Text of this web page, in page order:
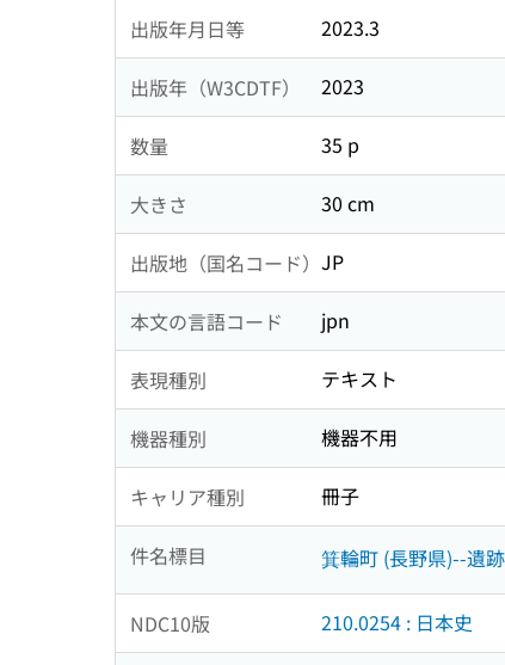
出版年月日等 2023.3
出版年（W3CDTF） 2023
数量 35 p
大きさ 30 cm
出版地（国名コード） JP
本文の言語コード jpn
表現種別 テキスト
機器種別 機器不用
キャリア種別 冊子
件名標目 箕輪町 (長野県)--遺
NDC10版 210.0254 : 日本史